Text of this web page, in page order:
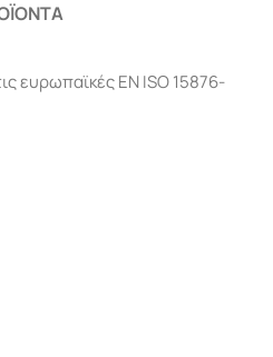
ευρωπαϊκές EN ISO 15876-